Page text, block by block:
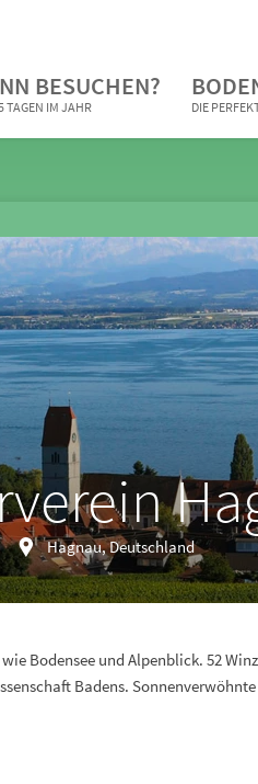
BESUCHEN?
TAGEN IM JAHR DIE
Hagnau, Deutschland
Bodensee und Alpenblick. 52
Badens.